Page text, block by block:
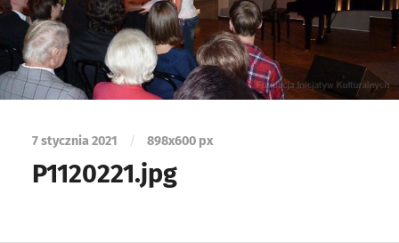
7 stycznia 2021 / 898x600 px
P1120221.jpg